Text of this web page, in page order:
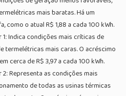
mais baratas. Há um
como o atual R$ 1,88 a cada 100 kWh.
1: Indica condições mais críticas de
termelétricas mais caras. O acréscimo
cerca de R$ 3,97 a cada 100 kWh.
Representa as condições mais
de todas as usinas térmicas